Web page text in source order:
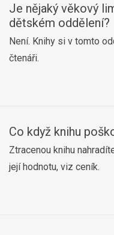
Je nějaký věkový
dětském oddělení?
Není. Knihy si v tomto
čtenáři.
Co když knihu
Ztracenou knihu
její hodnotu, viz ceník.